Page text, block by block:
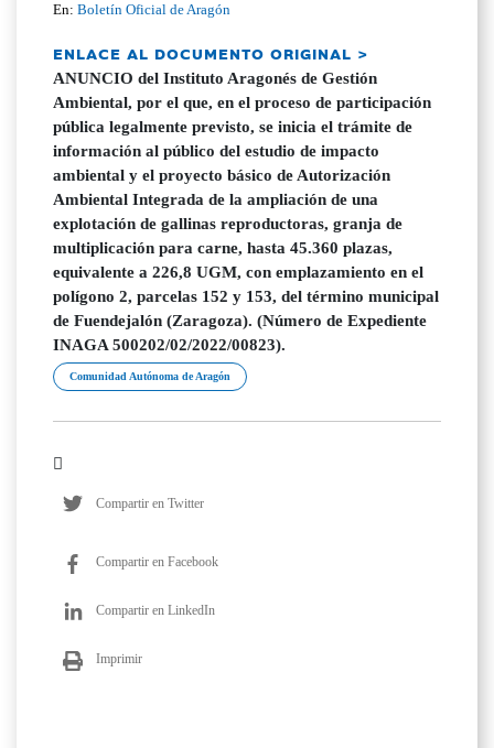
En:Boletín Oficial de Aragón
ENLACE AL DOCUMENTO ORIGINAL >
ANUNCIO del Instituto Aragonés de Gestión
Ambiental, por el que, en el proceso de participación
pública legalmente previsto, se inicia el trámite de
información al público del estudio de impacto
ambiental y el proyecto básico de Autorización
Ambiental Integrada de la ampliación de una
explotación de gallinas reproductoras, granja de
multiplicación para carne, hasta 45.360 plazas,
equivalente a 226,8 UGM, con emplazamiento en el
polígono 2, parcelas 152 y 153, del término municipal
de Fuendejalón (Zaragoza). (Número de Expediente
INAGA 500202/02/2022/00823).
Comunidad Autónoma de Aragón
Compartir en Twitter
Compartir en Facebook
Compartir en LinkedIn
Imprimir